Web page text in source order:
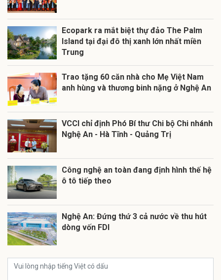
Ecopark ra mắt biệt thự đảo The Palm
Island tại đại đô thị xanh lớn nhất miền
Trung
Trao tặng 60 căn nhà cho Mẹ Việt Nam
anh hùng và thương binh nặng ở Nghệ An
VCCI chỉ định Phó Bí thư Chi bộ Chi nhánh
Nghệ An - Hà Tĩnh - Quảng Trị
Công nghệ an toàn đang định hình thế hệ
ô tô tiếp theo
Nghệ An: Đứng thứ 3 cả nước về thu hút
dòng vốn FDI